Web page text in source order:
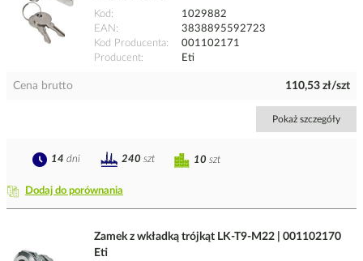
Kod
1029882
EAN
3838895592723
Kod Producenta
001102171
Producent
Eti
Cena brutto 110,53 zł/szt
Pokaż szczegóły
Dodaj do porównania
10 szt
14 dni 240 szt
Zamek z wkładką trójkąt LK-T9-M22 | 001102170
Eti